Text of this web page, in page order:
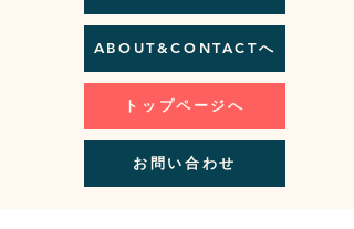
ABOUT&CONTACTへ
トップページへ
お問い合わせ